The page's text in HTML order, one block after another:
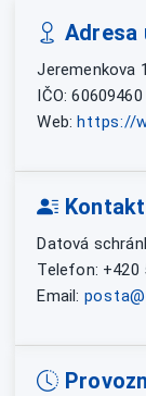
Adresa
Jeremenkova
IČO: 60609460
Web: https://
Kontakt
Datová
Telefon: +420
Email: